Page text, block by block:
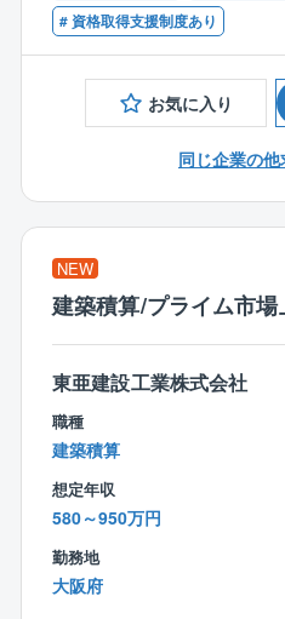
【同社の魅力】
■安定した経営基盤：
1958年の設立以降、半世紀
交通省、地方自治体等）や
鉄道や道路、橋梁など長き
年代やキャリアの差を意識さ
や新しいアイデアなどを遠慮
■働きやすい環境：
年間休日125日、実働7時間
ベートも仕事も充実させられ
他）
■RCCM（道路、土質及び基
# 資格取得支援制度あり
お気に入り
同じ企業の
NEW
建築積算/プライム市
東亜建設工業株式会社
職種
建築積算
想定年収
580～950万円
勤務地
大阪府